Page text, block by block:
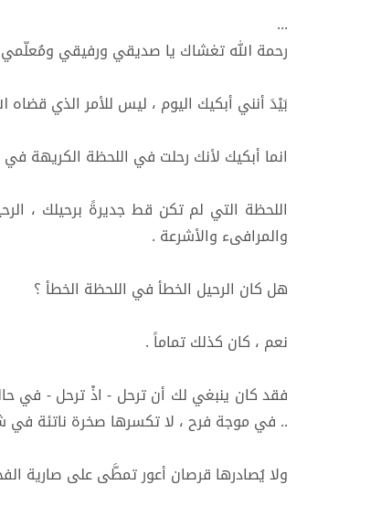
...
رحمة الله تغشاك يا صديقي ورفيقي
بَيْدَ أنني أبكيك اليوم ، ليس للأمر الذي قضاه
انما أبكيك لأنك رحلت في اللحظة الكريهة
اللحظة التي لم تكن قط جديرةً برحيلك ،
والمرافىء والأشرعة .
هل كان الرحيل الخطأ في اللحظة الخطأ ؟
نعم ، كان كذلك تماماً .
فقد كان ينبغي لك أن ترحل - اذْ ترحل - في
.. في موجة فرح ، لا تكسرها صخرة ناتئة في
ولا يُصادرها قرصان أعور تمطَّى على صارية